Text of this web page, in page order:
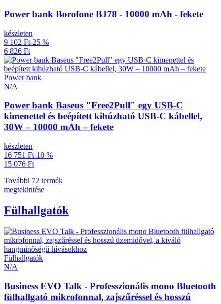
Power bank Borofone BJ78 - 10000 mAh - fekete
készleten
9 102 Ft-25 %
6 826 Ft
Power bank
N/A
Power bank Baseus "Free2Pull" egy USB-C
kimenettel és beépített kihúzható USB-C kábellel,
30W – 10000 mAh – fekete
készleten
16 751 Ft-10 %
15 076 Ft
További 72 termék
megtekintése
Fülhallgatók
Fülhallgatók
N/A
Business EVO Talk - Professzionális mono Bluetooth
fülhallgató mikrofonnal, zajszűréssel és hosszú